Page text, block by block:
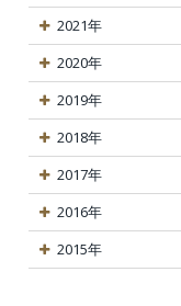
2021年
2020年
2019年
2018年
2017年
2016年
2015年